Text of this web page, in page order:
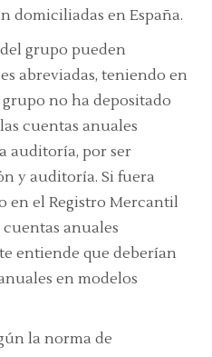
domiciliadas en España.
grupo pueden
abreviadas, teniendo en
no ha depositado
cuentas anuales
auditoría, por ser
y auditoría. Si fuera
en el Registro Mercantil
anuales
entiende que deberían
en modelos
la norma de